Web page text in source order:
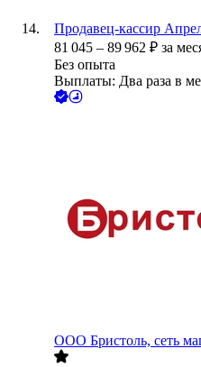
Продавец-кассир
81 045 – 89 962 ₽ за
Без опыта
Выплаты: Два раза в
ООО Бристоль, сеть